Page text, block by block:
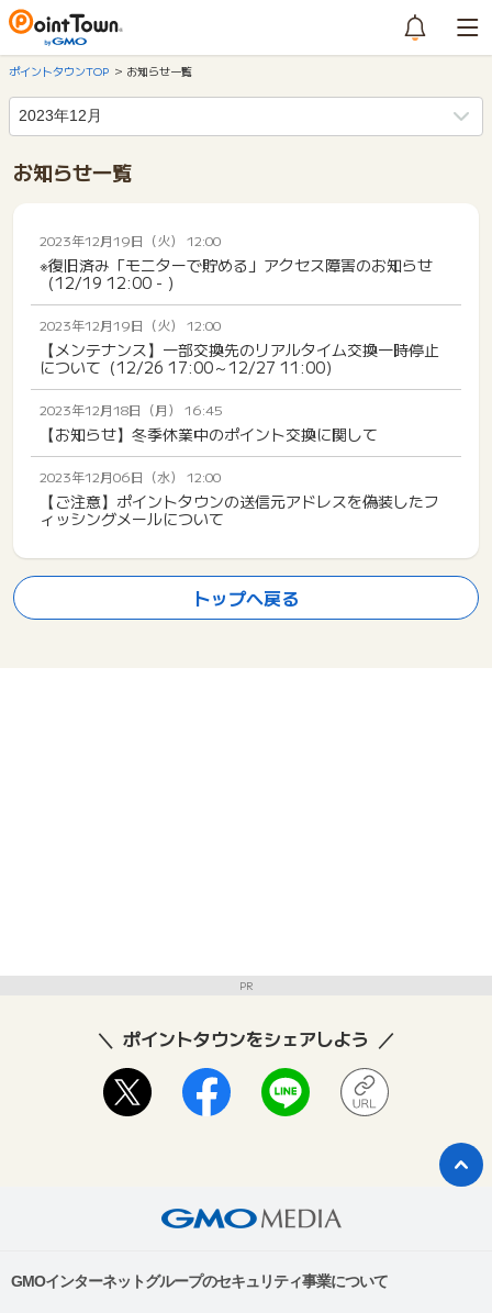
ポイントタウンTOP お知らせ一覧
お知らせ一覧
2023年12月19日（火） 12:00
※復旧済み「モニターで貯める」アクセス障害のお知らせ
（12/19 12:00 - ）
2023年12月19日（火） 12:00
【メンテナンス】一部交換先のリアルタイム交換一時停止
について（12/26 17:00～12/27 11:00）
2023年12月18日（月） 16:45
【お知らせ】冬季休業中のポイント交換に関して
2023年12月06日（水） 12:00
【ご注意】ポイントタウンの送信元アドレスを偽装したフ
ィッシングメールについて
トップへ戻る
PR
ポイントタウンをシェアしよう
GMOインターネットグループのセキュリティ事業について